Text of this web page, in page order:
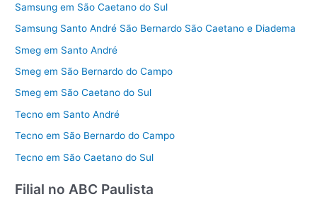
Samsung em São Caetano do Sul
Samsung Santo André São Bernardo São Caetano e Diadema
Smeg em Santo André
Smeg em São Bernardo do Campo
Smeg em São Caetano do Sul
Tecno em Santo André
Tecno em São Bernardo do Campo
Tecno em São Caetano do Sul
Filial no ABC Paulista